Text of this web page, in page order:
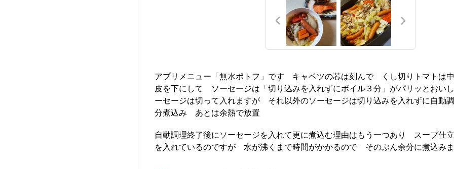
アプリメニュー「無水ポトフ」です キャベツの芯は刻んで くし切りトマトは
皮を下にして ソーセージは「切り込みを入れずにボイル３分」がパリッとおい
ーセージは切って入れますが それ以外のソーセージは切り込みを入れずに自動
分煮込み あとは余熱で放置
自動調理終了後にソーセージを入れて更に煮込む理由はもう一つあり スープ仕
を入れているのですが 水が沸くまで時間がかかるので そのぶん余分に煮込み